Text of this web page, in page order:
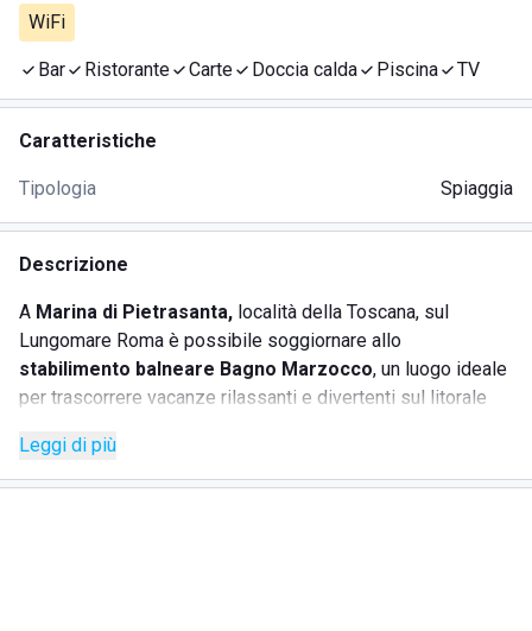
WiFi
Bar Ristorante Carte Doccia calda Piscina TV
Caratteristiche
Tipologia Spiaggia
Descrizione
A Marina di Pietrasanta, località della Toscana, sul
Lungomare Roma è possibile soggiornare allo
stabilimento balneare Bagno Marzocco, un luogo ideale
per trascorrere vacanze rilassanti e divertenti sul litorale
Vi accoglie unalunga e spaziosa spiaggia, con sabbia
Leggi di più